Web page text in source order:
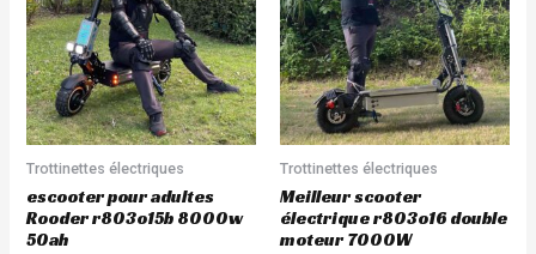
Trottinettes électriques
escooter pour adultes
Rooder r803o15b 8000w
50ah
Trottinettes électriques
Meilleur scooter
électrique r803o16 double
moteur 7000W